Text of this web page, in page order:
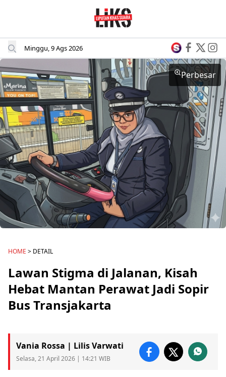
Minggu, 9 Ags 2026
Perbesar
HOME > DETAIL
Lawan Stigma di Jalanan, Kisah
Hebat Mantan Perawat Jadi Sopir
Bus Transjakarta
Vania Rossa | Lilis Varwati
Selasa, 21 April 2026 | 14:21 WIB